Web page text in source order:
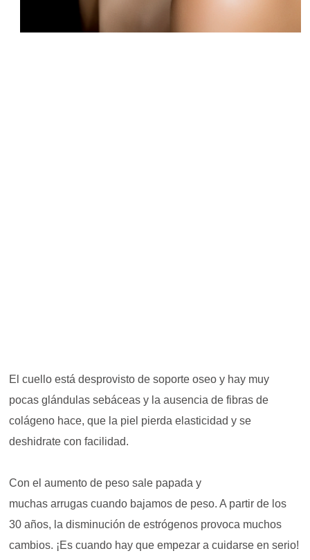
El cuello está desprovisto de soporte oseo y hay muy
pocas glándulas sebáceas y la ausencia de fibras de
colágeno hace, que la piel pierda elasticidad y se
deshidrate con facilidad.
Con el aumento de peso sale papada y
muchas arrugas cuando bajamos de peso. A partir de los
30 años, la disminución de estrógenos provoca muchos
cambios. ¡Es cuando hay que empezar a cuidarse en serio!